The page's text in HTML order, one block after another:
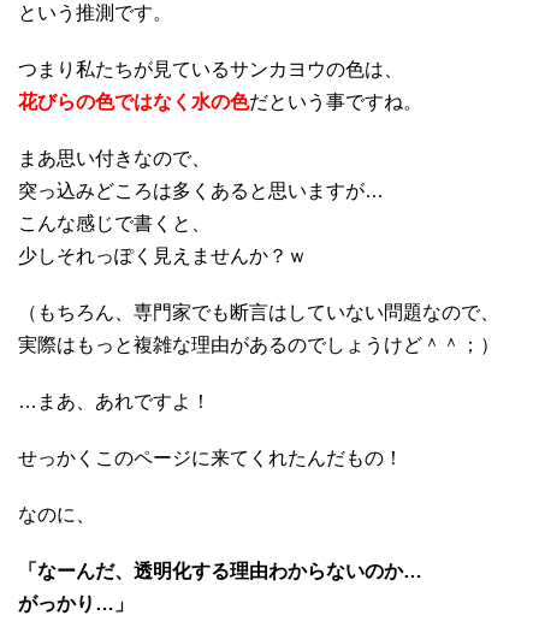
という推測です。
つまり私たちが見ているサンカヨウの色は、
花びらの色ではなく水の色だという事ですね。
まあ思い付きなので、
突っ込みどころは多くあると思いますが…
こんな感じで書くと、
少しそれっぽく見えませんか？ｗ
（もちろん、専門家でも断言はしていない問題なので、
実際はもっと複雑な理由があるのでしょうけど＾＾；）
…まあ、あれですよ！
せっかくこのページに来てくれたんだもの！
なのに、
「なーんだ、透明化する理由わからないのか…
がっかり…」